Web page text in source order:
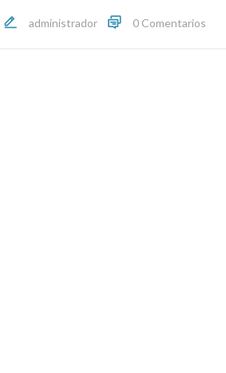
administrador 0 Comentarios